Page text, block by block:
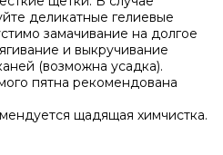
деликатные гелиевые
замачивание на долгое
и выкручивание
(возможна усадка).
пятна рекомендована
щадящая химчистка.